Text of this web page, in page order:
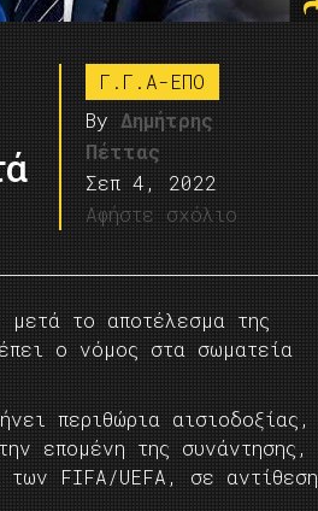
Γ.Γ.Α-ΕΠΟ
By Δημήτρης
Πέττας
Σεπ 4, 2022
Αφήστε σχόλιο
μετά το αποτέλεσμα της
ο νόμος στα σωματεία
περιθώρια αισιοδοξίας,
επομένη της συνάντησης,
των FIFA/UEFA, σε αντίθεση